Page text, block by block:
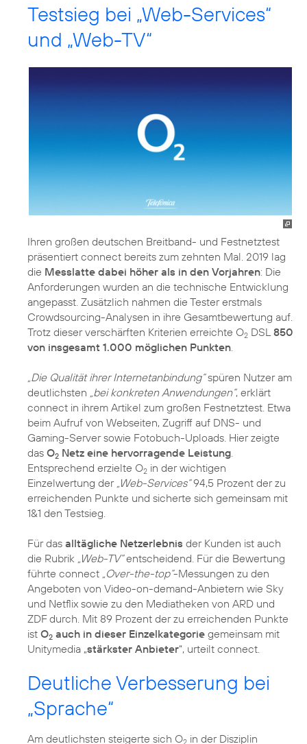
Testsieg bei „Web-Services“
und „Web-TV“
Ihren großen deutschen Breitband- und Festnetztest
präsentiert connect bereits zum zehnten Mal. 2019 lag
die Messlatte dabei höher als in den Vorjahren: Die
Anforderungen wurden an die technische Entwicklung
angepasst. Zusätzlich nahmen die Tester erstmals
Crowdsourcing-Analysen in ihre Gesamtbewertung auf.
Trotz dieser verschärften Kriterien erreichte O2 DSL 850
von insgesamt 1.000 möglichen Punkten.
„Die Qualität ihrer Internetanbindung“spüren Nutzer am
deutlichsten „bei konkreten Anwendungen“, erklärt
connect in ihrem Artikel zum großen Festnetztest. Etwa
beim Aufruf von Webseiten, Zugriff auf DNS- und
Gaming-Server sowie Fotobuch-Uploads. Hier zeigte
das O2 Netz eine hervorragende Leistung.
Entsprechend erzielte O2 in der wichtigen
Einzelwertung der „Web-Services“94,5 Prozent der zu
erreichenden Punkte und sicherte sich gemeinsam mit
1&1 den Testsieg.
Für das alltägliche Netzerlebnis der Kunden ist auch
die Rubrik „Web-TV“entscheidend. Für die Bewertung
führte connect „Over-the-top“-Messungen zu den
Angeboten von Video-on-demand-Anbietern wie Sky
und Netflix sowie zu den Mediatheken von ARD und
ZDF durch. Mit 89 Prozent der zu erreichenden Punkte
ist O2 auch in dieser Einzelkategorie gemeinsam mit
Unitymedia „stärkster Anbieter“, urteilt connect.
Deutliche Verbesserung bei
„Sprache“
Am deutlichsten steigerte sich O2 in der Disziplin